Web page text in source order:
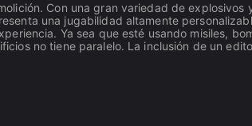
Con una gran variedad de explosivos
una jugabilidad altamente
Ya sea que esté usando misiles,
no tiene paralelo. La inclusión de un